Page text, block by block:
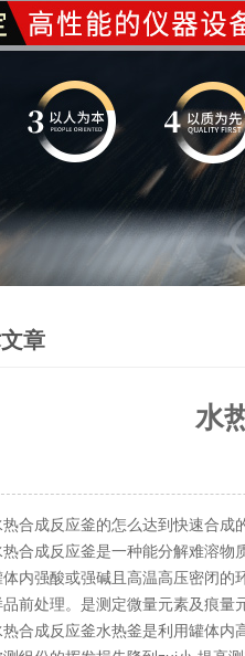
章
水
成反应釜的怎么达到快速合成
成反应釜是一种能分解难溶物质
内强酸或强碱且高温高压密闭的
前处理。是测定微量元素及痕量
成反应釜水热釜是利用罐体内高